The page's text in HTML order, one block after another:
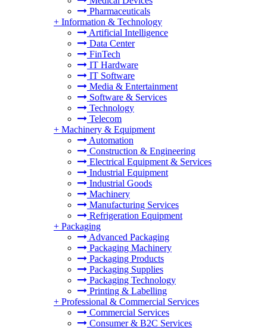
Pharmaceuticals
+ Information & Technology
Artificial Intelligence
Data Center
FinTech
IT Hardware
IT Software
Media & Entertainment
Software & Services
Technology
Telecom
+ Machinery & Equipment
Automation
Construction & Engineering
Electrical Equipment & Services
Industrial Equipment
Industrial Goods
Machinery
Manufacturing Services
Refrigeration Equipment
+ Packaging
Advanced Packaging
Packaging Machinery
Packaging Products
Packaging Supplies
Packaging Technology
Printing & Labelling
+ Professional & Commercial Services
Commercial Services
Consumer & B2C Services